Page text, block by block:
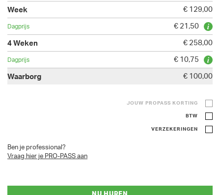
€ 129,00
€ 21,50
€ 258,00
€ 10,75
€ 100,00
JOUW PROPASS KORTING
BTW
VERZEKERINGEN
Ben je professional?
Vraag hier je PRO-PASS aan